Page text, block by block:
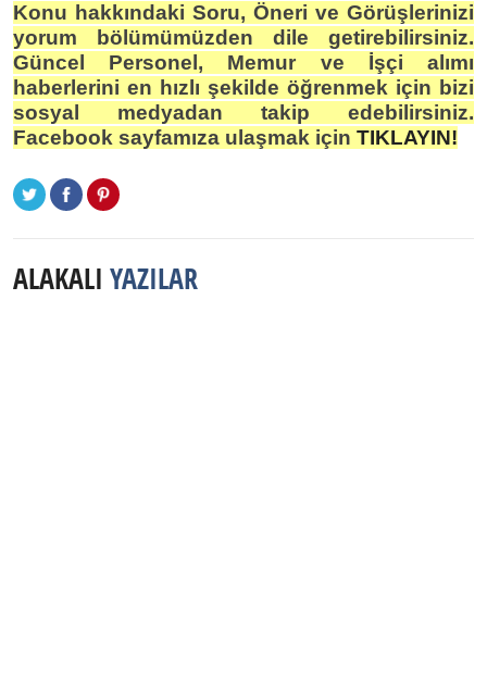
Konu hakkındaki Soru, Öneri ve Görüşlerinizi
yorum bölümümüzden dile getirebilirsiniz.
Güncel Personel, Memur ve İşçi alımı
haberlerini en hızlı şekilde öğrenmek için bizi
sosyal medyadan takip edebilirsiniz.
Facebook sayfamıza ulaşmak için TIKLAYIN!
ALAKALI YAZILAR